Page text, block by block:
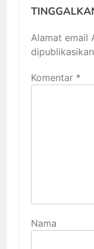
Alamat email
Komentar *
Nama